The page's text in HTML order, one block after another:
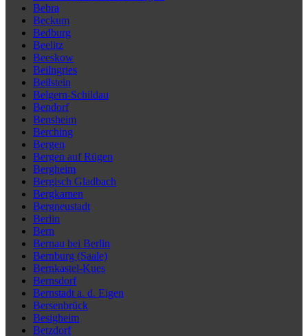
Bebra
Beckum
Bedburg
Beelitz
Beeskow
Beilngries
Beilstein
Belgern-Schildau
Bendorf
Bensheim
Berching
Bergen
Bergen auf Rügen
Bergheim
Bergisch Gladbach
Bergkamen
Bergneustadt
Berlin
Bern
Bernau bei Berlin
Bernburg (Saale)
Bernkastel-Kues
Bernsdorf
Bernstadt a. d. Eigen
Bersenbrück
Besigheim
Betzdorf